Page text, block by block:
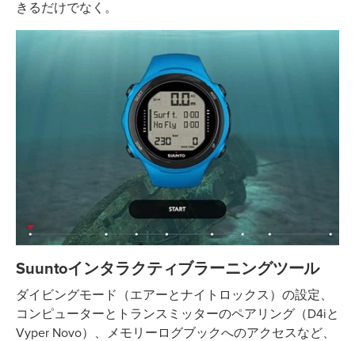
きるだけでなく。
Suuntoインタラクティブラーニングツール
ダイビングモード（エアーとナイトロックス）の設定、
コンピューターとトランスミッターのペアリング（D4iと
Vyper Novo）、メモリーログブックへのアクセスなど、